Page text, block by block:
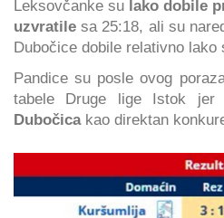
Leksovčanke su lako dobile
uzvratilesa 25:18, ali su
Dubočice dobile relativno lako
Pandice su posle ovog
tabele Druge lige Istok
Dubočicakao direktan